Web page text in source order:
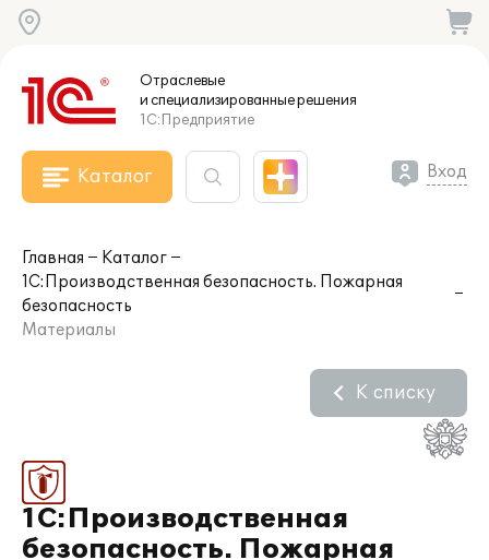
Отраслевые
и специализированныерешения
1С:Предприятие
Каталог Вход
Главная
Каталог
1С:Производственная безопасность. Пожарная
безопасность
Материалы
1С:Производственная
безопасность. Пожарная
К списку